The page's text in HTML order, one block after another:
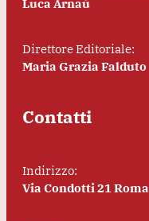
Luca Arnaù
Direttore Editoriale:
Maria Grazia Falduto
Contatti
Indirizzo:
Via Condotti 21 Roma